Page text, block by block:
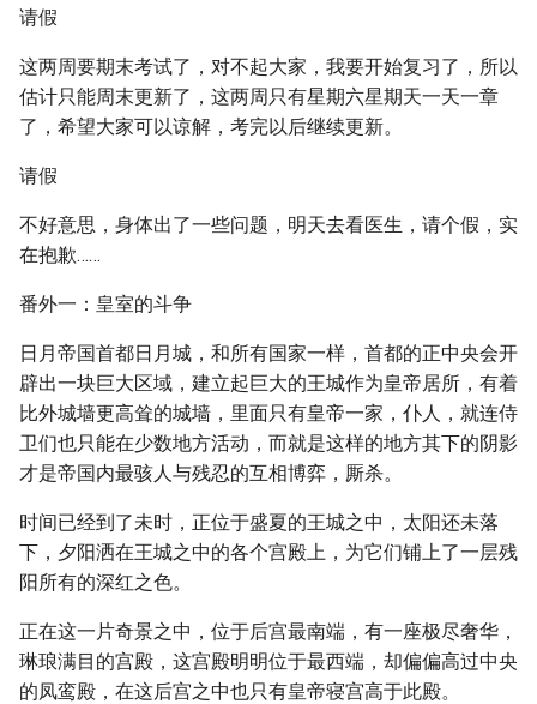
请假
这两周要期末考试了，对不起大家，我要开始复习了，所以
估计只能周末更新了，这两周只有星期六星期天一天一章
了，希望大家可以谅解，考完以后继续更新。
请假
不好意思，身体出了一些问题，明天去看医生，请个假，实
在抱歉……
番外一：皇室的斗争
日月帝国首都日月城，和所有国家一样，首都的正中央会开
辟出一块巨大区域，建立起巨大的王城作为皇帝居所，有着
比外城墙更高耸的城墙，里面只有皇帝一家，仆人，就连侍
卫们也只能在少数地方活动，而就是这样的地方其下的阴影
才是帝国内最骇人与残忍的互相博弈，厮杀。
时间已经到了未时，正位于盛夏的王城之中，太阳还未落
下，夕阳洒在王城之中的各个宫殿上，为它们铺上了一层残
阳所有的深红之色。
正在这一片奇景之中，位于后宫最南端，有一座极尽奢华，
琳琅满目的宫殿，这宫殿明明位于最西端，却偏偏高过中央
的凤鸾殿，在这后宫之中也只有皇帝寝宫高于此殿。